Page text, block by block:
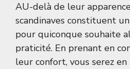
AU-delà de leur
scandinaves constituent
pour quiconque souhaite
praticité. En prenant en
leur confort, vous serez